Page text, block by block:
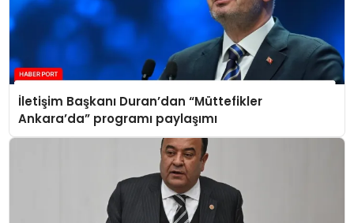
İletişim Başkanı Duran’dan “Müttefikler
Ankara’da” programı paylaşımı